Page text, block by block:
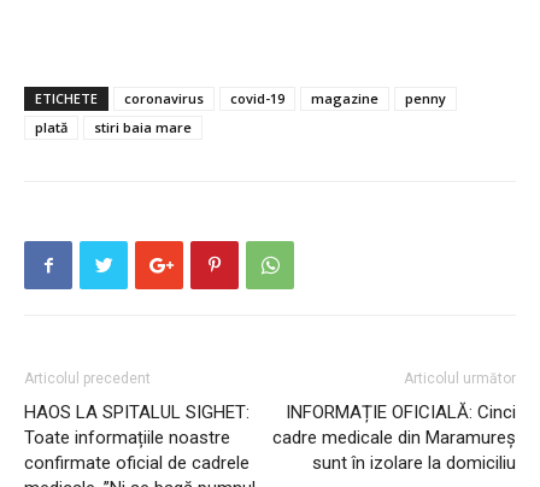
ETICHETE coronavirus covid-19 magazine
penny
plată
stiri baia mare
Articolul precedent
HAOS LA SPITALUL SIGHET:
Toate informațiile noastre
confirmate oficial de cadrele
Articolul următor
INFORMAȚIE OFICIALĂ: Cinci
cadre medicale din Maramureș
sunt în izolare la domiciliu